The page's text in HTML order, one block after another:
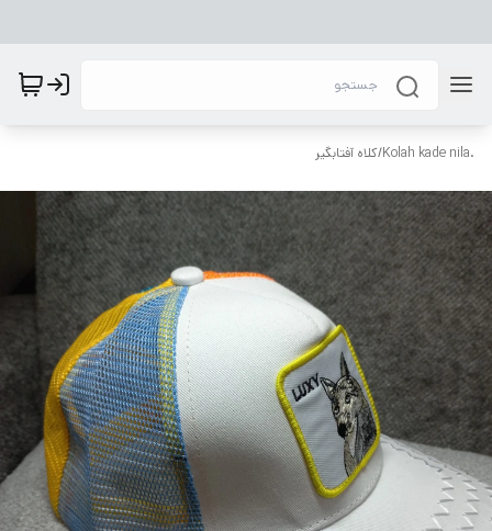
.Kolah kade nila
/کلاه آفتابگیر